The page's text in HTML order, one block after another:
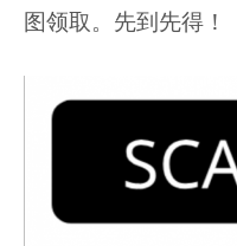
图领取。先到先得！